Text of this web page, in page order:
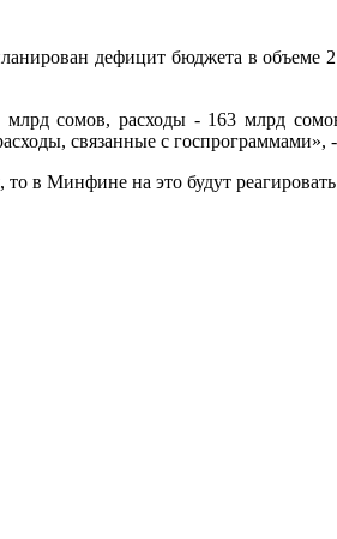
дефицит бюджета в
сомов, расходы - 163 млрд
связанные с госпрограммами»,
в Минфине на это будут